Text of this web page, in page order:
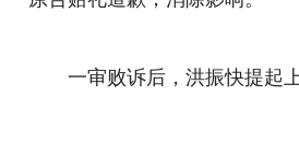
一审败诉后，洪振快提起上